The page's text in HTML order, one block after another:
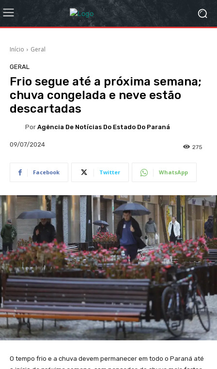
Início Geral
GERAL
Frio segue até a próxima semana;
chuva congelada e neve estão
descartadas
Por Agência De Notícias Do Estado Do Paraná
09/07/2024 275
Facebook Twitter WhatsApp
O tempo frio e a chuva devem permanecer em todo o Paraná até